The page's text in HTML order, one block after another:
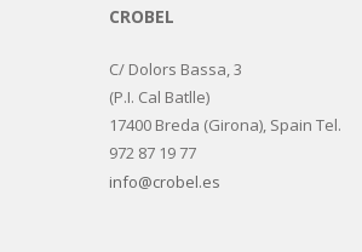
CROBEL
C/ Dolors Bassa, 3
(P.I. Cal Batlle)
17400 Breda (Girona), Spain Tel.
972 87 19 77
info@crobel.es